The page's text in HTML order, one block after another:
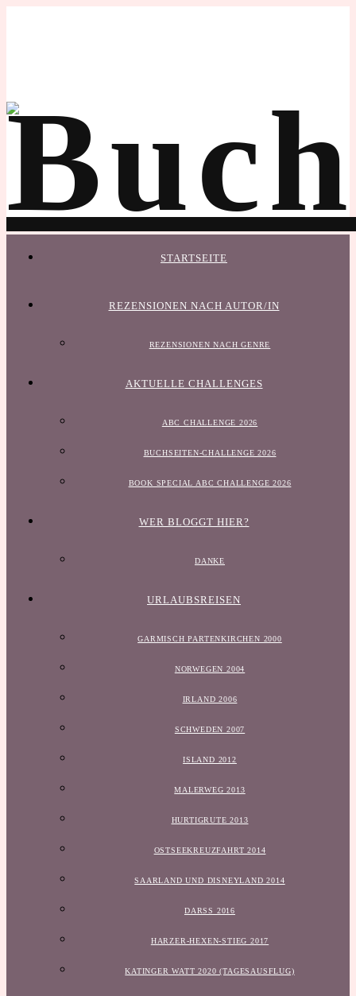
STARTSEITE
REZENSIONEN NACH AUTOR/IN
REZENSIONEN NACH GENRE
AKTUELLE CHALLENGES
ABC CHALLENGE 2026
BUCHSEITEN-CHALLENGE 2026
BOOK SPECIAL ABC CHALLENGE 2026
WER BLOGGT HIER?
DANKE
URLAUBSREISEN
GARMISCH PARTENKIRCHEN 2000
NORWEGEN 2004
IRLAND 2006
SCHWEDEN 2007
ISLAND 2012
MALERWEG 2013
HURTIGRUTE 2013
OSTSEEKREUZFAHRT 2014
SAARLAND UND DISNEYLAND 2014
DARSS 2016
HARZER-HEXEN-STIEG 2017
KATINGER WATT 2020 (TAGESAUSFLUG)